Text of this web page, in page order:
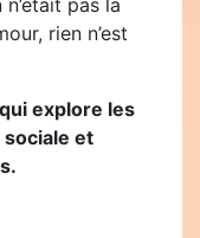
rien n’est
explore les
sociale et